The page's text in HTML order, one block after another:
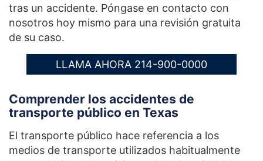
tras un accidente. Póngase en contacto con
nosotros hoy mismo para una revisión gratuita
de su caso.
LLAMA AHORA 214-900-0000
Comprender los accidentes de
transporte público en Texas
El transporte público hace referencia a los
medios de transporte utilizados habitualmente